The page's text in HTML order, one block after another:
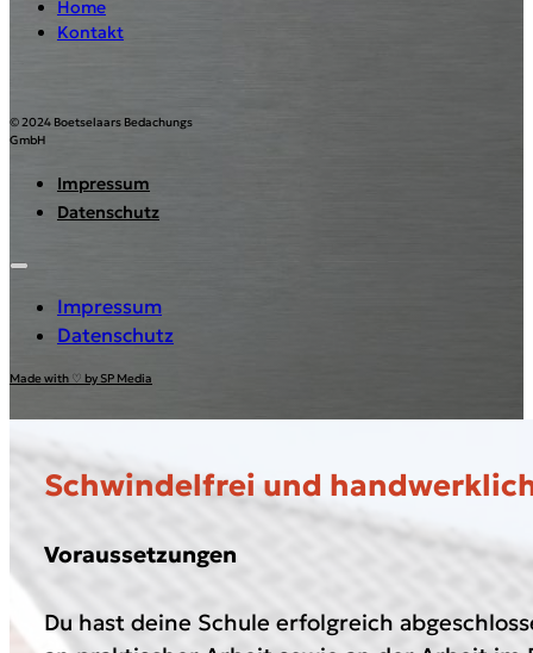
Home
Kontakt
© 2024 Boetselaars Bedachungs
GmbH
Impressum
Datenschutz
Impressum
Datenschutz
Made with ♡ by SP Media
Schwindelfrei und
Voraussetzungen
Du hast deine Schule erfolgreich